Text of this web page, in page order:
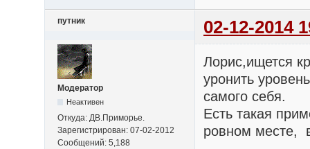
путник 02-12-2014
Модератор
Неактивен
Откуда: ДВ.Приморье.
Зарегистрирован: 07-02-2012
Сообщений: 5,188
Лорис,ищется
уронить
самого себя.
Есть такая
ровном месте,